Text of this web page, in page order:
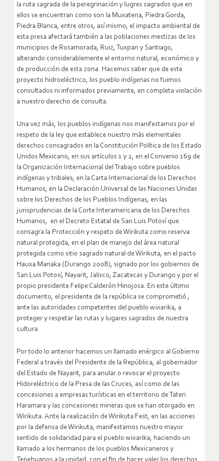
la ruta sagrada de la peregrinación y lugres sagrados que en
ellos se encuentran como son la Muxatena, Piedra Gorda,
Piedra Blanca, entre otros, así mismo, el impacto ambiental de
esta presa afectará también a las poblaciones mestizas de los
municipios de Rosamorada, Ruiz, Tuxpan y Santiago,
alterando considerablemente el entorno natural, económico y
de producción de esta zona. Hacemos saber que de este
proyecto hidroeléctrico, los pueblo indígenas no fuimos
consultados ni informados previamente, en completa violación
a nuestro derecho de consulta.
Una vez más, los pueblos indígenas nos manifestamos por el
respeto de la ley que establece nuestro más elementales
derechos consagrados en la Constitución Política de los Estado
Unidos Mexicano, en sus artículos 1 y 2, en el Convenio 169 de
la Organización Internacional del Trabajo sobre pueblos
indígenas y tribales; en la Carta Internacional de los Derechos
Humanos, en la Declaración Universal de las Naciones Unidas
sobre los Derechos de los Pueblos Indígenas, en las
jurisprudencias de la Corte Interamericana de los Derechos
Humanos, en el Decreto Estatal de San Luis Potosí que
consagra la Protección y respeto de Wirikuta como reserva
natural protegida, en el plan de manejo del área natural
protegida como sitio sagrado natural de Wirikuta, en el pacto
Hauxa Manaka (Durango 2008), signado por los gobiernos de
San Luis Potosí, Nayarit, Jalisco, Zacatecas y Durango y por el
propio presidente Felipe Calderón Hinojosa. En este último
documento, el presidente de la república se comprometió ,
ante las autoridades competentes del pueblo wixarika, a
proteger y respetar las rutas y lugares sagrados de nuestra
cultura.
Por todo lo anterior hacemos un llamado enérgico al Gobierno
Federal a través del Presidente de la República, al gobernador
del Estado de Nayarit, para anular o revocar el proyecto
Hidoreléctrico de la Presa de las Cruces, así como de las
concesiones a empresas turísticas en el territorio de Tateri
Haramara y las concesiones mineras que se han otorgado en
Wirikuta. Ante la realización de Wirikuta Fest, en las acciones
por la defensa de Wirikuta, manifestamos nuestro mayor
sentido de solidaridad para el pueblo wixarika, haciendo un
llamado a los hermanos de los pueblos Mexicaneros y